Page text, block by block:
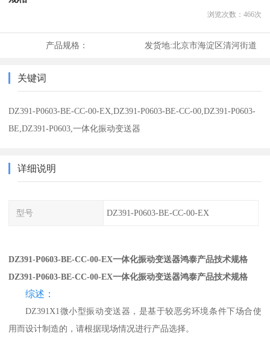
浏览次数： 466次
产品规格： 发货地:北京市海淀区清河街道
关键词
DZ391-P0603-BE-CC-00-EX,DZ391-P0603-BE-CC-00,DZ391-P0603-
BE,DZ391-P0603,一体化振动变送器
详细说明
型号 DZ391-P0603-BE-CC-00-EX
DZ391-P0603-BE-CC-00-EX一体化振动变送器鸿泰产品技术规格
DZ391-P0603-BE-CC-00-EX一体化振动变送器鸿泰产品技术规格
综述：
DZ391X1微小型振动变送器，是基于较恶劣环境条件下场合使
用而设计制造的，请根据现场情况进行产品选择。